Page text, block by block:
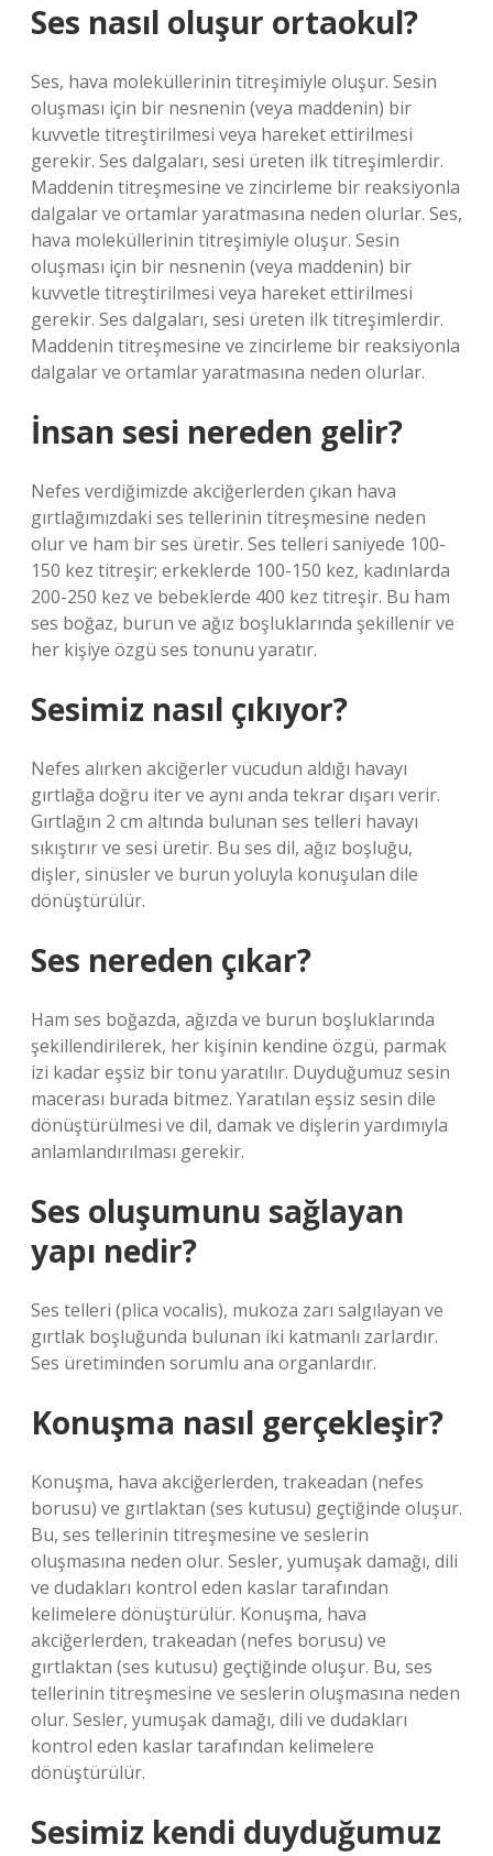
Ses nasıl oluşur ortaokul?
Ses, hava moleküllerinin titreşimiyle oluşur. Sesin
oluşması için bir nesnenin (veya maddenin) bir
kuvvetle titreştirilmesi veya hareket ettirilmesi
gerekir. Ses dalgaları, sesi üreten ilk titreşimlerdir.
Maddenin titreşmesine ve zincirleme bir reaksiyonla
dalgalar ve ortamlar yaratmasına neden olurlar. Ses,
hava moleküllerinin titreşimiyle oluşur. Sesin
oluşması için bir nesnenin (veya maddenin) bir
kuvvetle titreştirilmesi veya hareket ettirilmesi
gerekir. Ses dalgaları, sesi üreten ilk titreşimlerdir.
Maddenin titreşmesine ve zincirleme bir reaksiyonla
dalgalar ve ortamlar yaratmasına neden olurlar.
İnsan sesi nereden gelir?
Nefes verdiğimizde akciğerlerden çıkan hava
gırtlağımızdaki ses tellerinin titreşmesine neden
olur ve ham bir ses üretir. Ses telleri saniyede 100-
150 kez titreşir; erkeklerde 100-150 kez, kadınlarda
200-250 kez ve bebeklerde 400 kez titreşir. Bu ham
ses boğaz, burun ve ağız boşluklarında şekillenir ve
her kişiye özgü ses tonunu yaratır.
Sesimiz nasıl çıkıyor?
Nefes alırken akciğerler vücudun aldığı havayı
gırtlağa doğru iter ve aynı anda tekrar dışarı verir.
Gırtlağın 2 cm altında bulunan ses telleri havayı
sıkıştırır ve sesi üretir. Bu ses dil, ağız boşluğu,
dişler, sinüsler ve burun yoluyla konuşulan dile
dönüştürülür.
Ses nereden çıkar?
Ham ses boğazda, ağızda ve burun boşluklarında
şekillendirilerek, her kişinin kendine özgü, parmak
izi kadar eşsiz bir tonu yaratılır. Duyduğumuz sesin
macerası burada bitmez. Yaratılan eşsiz sesin dile
dönüştürülmesi ve dil, damak ve dişlerin yardımıyla
anlamlandırılması gerekir.
Ses oluşumunu sağlayan
yapı nedir?
Ses telleri (plica vocalis), mukoza zarı salgılayan ve
gırtlak boşluğunda bulunan iki katmanlı zarlardır.
Ses üretiminden sorumlu ana organlardır.
Konuşma nasıl gerçekleşir?
Konuşma, hava akciğerlerden, trakeadan (nefes
borusu) ve gırtlaktan (ses kutusu) geçtiğinde oluşur.
Bu, ses tellerinin titreşmesine ve seslerin
oluşmasına neden olur. Sesler, yumuşak damağı, dili
ve dudakları kontrol eden kaslar tarafından
kelimelere dönüştürülür. Konuşma, hava
akciğerlerden, trakeadan (nefes borusu) ve
gırtlaktan (ses kutusu) geçtiğinde oluşur. Bu, ses
tellerinin titreşmesine ve seslerin oluşmasına neden
olur. Sesler, yumuşak damağı, dili ve dudakları
kontrol eden kaslar tarafından kelimelere
dönüştürülür.
Sesimiz kendi duyduğumuz